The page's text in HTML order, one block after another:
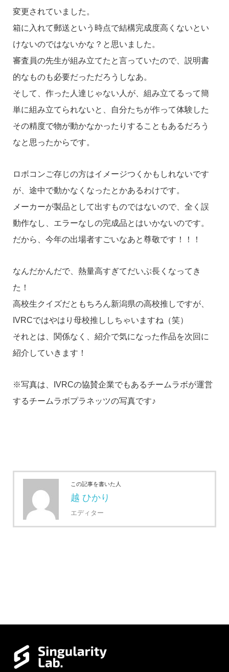
変更されていました。
箱に入れて郵送という時点で結構完成度高くないとい
けないのではないかな？と思いました。
審査員の先生が組み立てたと言っていたので、説明書
的なものも必要だっただろうしなあ。
そして、作った人達じゃない人が、組み立てるって簡
単に組み立てられないと、自分たちが作って体験した
その精度で物が動かなかったりすることもあるだろう
なと思ったからです。
ロボコンご存じの方はイメージつくかもしれないです
が、途中で動かなくなったとかあるわけです。
メーカーが製品として出すものではないので、全く誤
動作なし、エラーなしの完成品とはいかないのです。
だから、今年の出場者すごいなあと尊敬です！！！
なんだかんだで、熱量高すぎてだいぶ長くなってき
た！
高校生クイズだともちろん新潟県の高校推しですが、
IVRCではやはり母校推ししちゃいますね（笑）
それとは、関係なく、紹介で気になった作品を次回に
紹介していきます！
※写真は、IVRCの協賛企業でもあるチームラボが運営
するチームラボプラネッツの写真です♪
この記事を書いた人
越 ひかり
エディター